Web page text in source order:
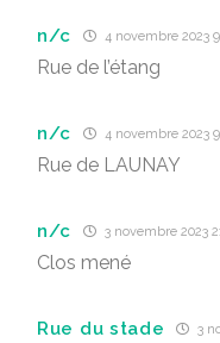
n/c 4 novembre 2023
Rue de l’étang
n/c 4 novembre 2023
Rue de LAUNAY
n/c 3 novembre 2023
Clos mené
Rue du stade 3